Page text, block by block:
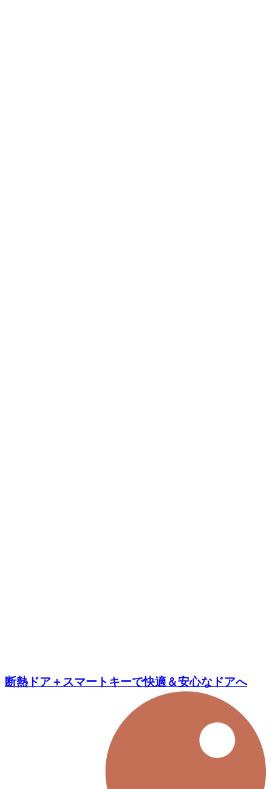
断熱ドア＋スマートキーで快適＆安心なドアへ